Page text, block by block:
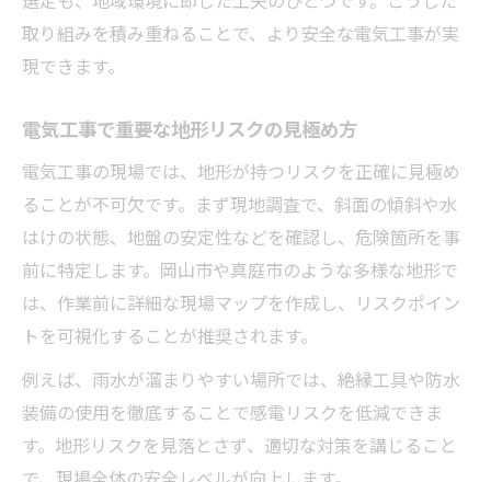
取り組みを積み重ねることで、より安全な電気工事が実
現できます。
電気工事で重要な地形リスクの見極め方
電気工事の現場では、地形が持つリスクを正確に見極め
ることが不可欠です。まず現地調査で、斜面の傾斜や水
はけの状態、地盤の安定性などを確認し、危険箇所を事
前に特定します。岡山市や真庭市のような多様な地形で
は、作業前に詳細な現場マップを作成し、リスクポイン
トを可視化することが推奨されます。
例えば、雨水が溜まりやすい場所では、絶縁工具や防水
装備の使用を徹底することで感電リスクを低減できま
す。地形リスクを見落とさず、適切な対策を講じること